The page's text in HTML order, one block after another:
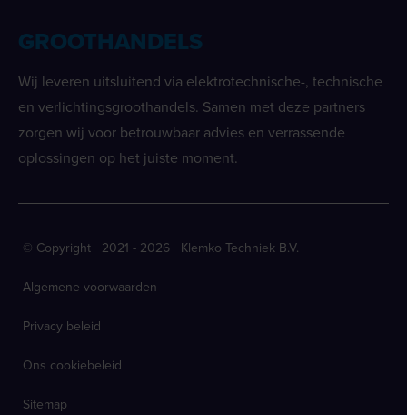
GROOTHANDELS
Wij leveren uitsluitend via elektrotechnische-, technische
en verlichtingsgroothandels. Samen met deze partners
zorgen wij voor betrouwbaar advies en verrassende
oplossingen op het juiste moment.
© Copyright 2021 - 2026 Klemko Techniek B.V.
Algemene voorwaarden
Privacy beleid
Ons cookiebeleid
Sitemap